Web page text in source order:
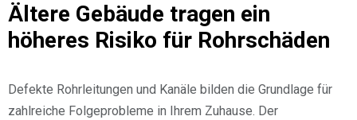
Ältere Gebäude tragen ein
höheres Risiko für Rohrschäden
Defekte Rohrleitungen und Kanäle bilden die Grundlage für
zahlreiche Folgeprobleme in Ihrem Zuhause. Der